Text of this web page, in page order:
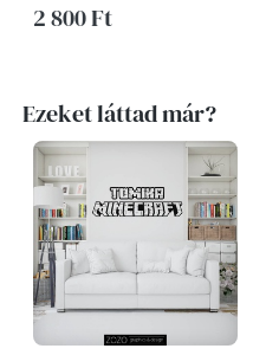
2 800 Ft
Ezeket láttad már?